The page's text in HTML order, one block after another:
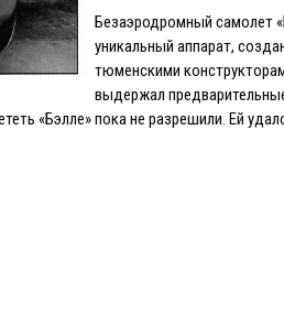
Безаэродромный самолет
уникальный аппарат,
тюменскими
выдержал
«Бэлле» пока не разрешили. Ей